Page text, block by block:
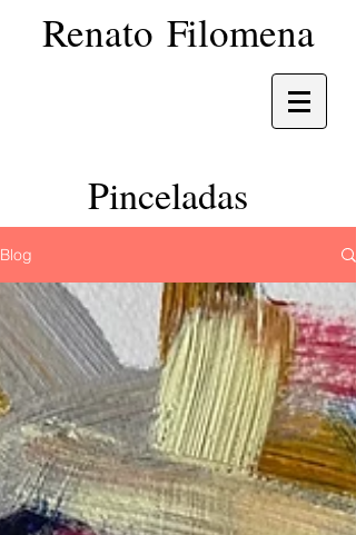
Renato Filomena
Pinceladas
Blog